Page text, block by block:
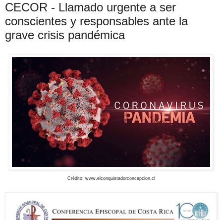
CECOR - Llamado urgente a ser
conscientes y responsables ante la
grave crisis pandémica
Crédito: www.elconquistadorconcepcion.cl